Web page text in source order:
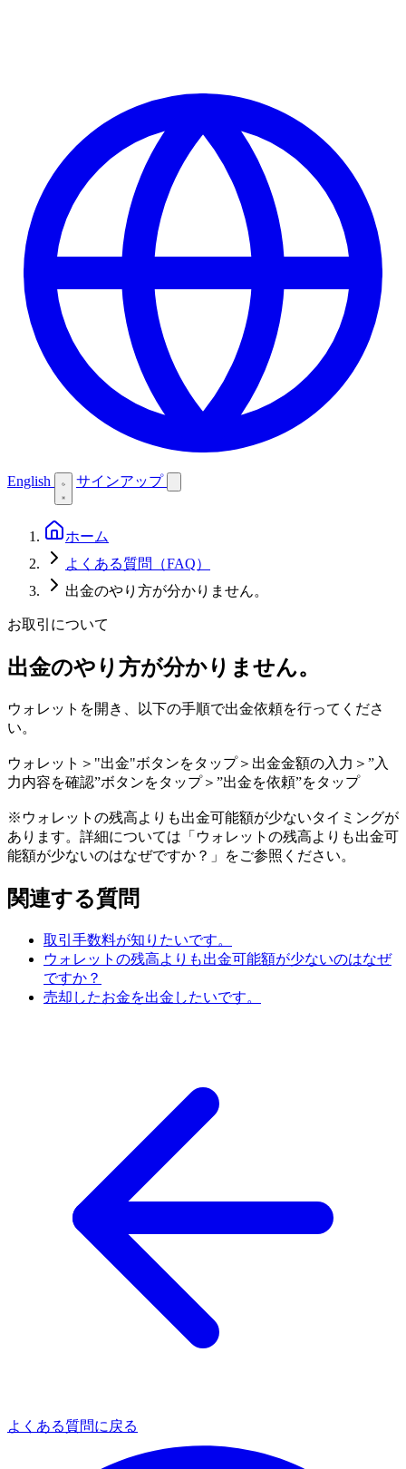
English サインアップ
ホーム
よくある質問（FAQ）
出金のやり方が分かりません。
お取引について
出金のやり方が分かりません。
ウォレットを開き、以下の手順で出金依頼を行ってくださ
い。
ウォレット＞"出金"ボタンをタップ＞出金金額の入力＞”入
力内容を確認”ボタンをタップ＞”出金を依頼”をタップ
※ウォレットの残高よりも出金可能額が少ないタイミングが
あります。詳細については「ウォレットの残高よりも出金可
能額が少ないのはなぜですか？」をご参照ください。
関連する質問
取引手数料が知りたいです。
ウォレットの残高よりも出金可能額が少ないのはなぜ
ですか？
売却したお金を出金したいです。
よくある質問に戻る